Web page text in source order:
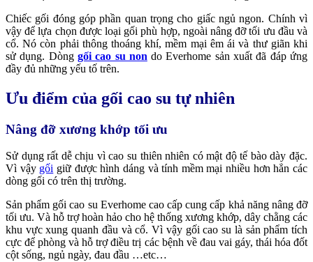
Chiếc gối đóng góp phần quan trọng cho giấc ngủ ngon. Chính vì
vậy để lựa chọn được loại gối phù hợp, ngoài nâng đỡ tối ưu đầu và
cổ. Nó còn phải thông thoáng khí, mềm mại êm ái và thư giãn khi
sử dụng. Dòng gối cao su non do Everhome sản xuất đã đáp ứng
đầy đủ những yếu tố trên.
Ưu điểm của gối cao su tự nhiên
Nâng đỡ xương khớp tối ưu
Sử dụng rất dễ chịu vì cao su thiên nhiên có mật độ tế bào dày đặc.
Vì vậy gối giữ được hình dáng và tính mềm mại nhiều hơn hẳn các
dòng gối có trên thị trường.
Sản phẩm gối cao su Everhome cao cấp cung cấp khả năng nâng đỡ
tối ưu. Và hỗ trợ hoàn hảo cho hệ thống xương khớp, dây chằng các
khu vực xung quanh đầu và cổ. Vì vậy gối cao su là sản phẩm tích
cực để phòng và hỗ trợ điều trị các bệnh về đau vai gáy, thái hóa đốt
cột sống, ngủ ngày, đau đầu …etc…